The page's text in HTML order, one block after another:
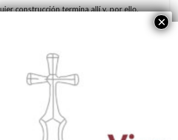
construcción termina allí y, por ello,
especial en ella. Sin embargo,
VER MÁS NOTICIAS